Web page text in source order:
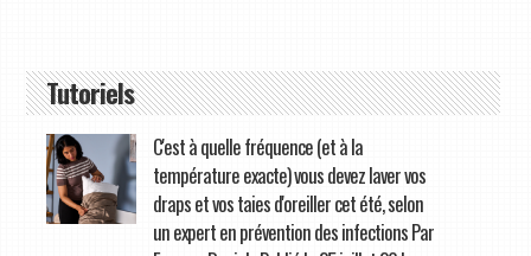
Tutoriels
C'est à quelle fréquence (et à la
température exacte) vous devez laver vos
draps et vos taies d'oreiller cet été, selon
un expert en prévention des infections Par